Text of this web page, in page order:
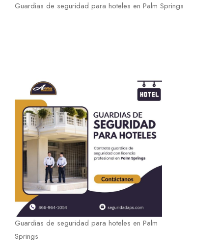
Guardias de seguridad para hoteles en Palm Springs
Guardias de seguridad para hoteles en Palm
Springs